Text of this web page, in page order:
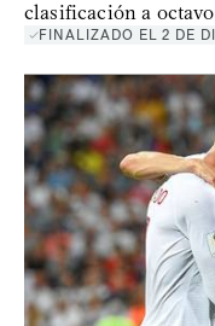
clasificación a
FINALIZADO EL 2 DE